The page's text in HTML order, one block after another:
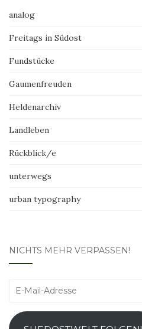
analog
Freitags in Südost
Fundstücke
Gaumenfreuden
Heldenarchiv
Landleben
Rückblick/e
unterwegs
urban typography
NICHTS MEHR VERPASSEN!
E-
Adresse